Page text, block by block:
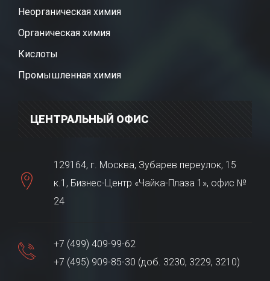
Неорганическая химия
Органическая химия
Кислоты
Промышленная химия
ЦЕНТРАЛЬНЫЙ ОФИС
129164, г. Москва, Зубарев переулок, 15
к.1, Бизнес-Центр «Чайка-Плаза 1», офис №
24
+7 (499) 409-99-62
+7 (495) 909-85-30 (доб. 3230, 3229, 3210)